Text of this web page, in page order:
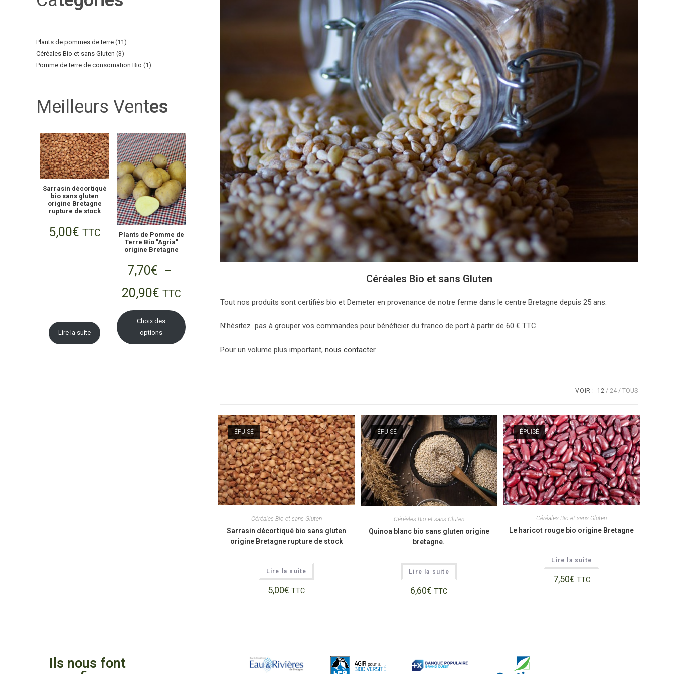
Céréales Bio et sans Gluten
Tout nos produits sont certifiés bio et Demeter en provenance de notre ferme dans le centre Bretagne depuis 25 ans.
N’hésitez pas à grouper vos commandes pour bénéficier du franco de port à partir de 60 € TTC.
Pour un volume plus important, nous contacter.
VOIR : 12 24 TOUS
ÉPUISÉ
Céréales Bio et sans Gluten
Sarrasin décortiqué bio sans gluten
origine Bretagne rupture de stock
Lire la suite
5,00€ TTC
ÉPUISÉ
Céréales Bio et sans Gluten
Quinoa blanc bio sans gluten origine
bretagne.
Lire la suite
6,60€ TTC
ÉPUISÉ
Céréales Bio et sans Gluten
Le haricot rouge bio origine Bretagne
Lire la suite
7,50€ TTC
Plants de pommes de terre 11
Céréales Bio et sans Gluten 3
Pomme de terre de consomation Bio 1
Meilleurs Ventes
Sarrasin décortiqué
bio sans gluten
origine Bretagne
rupture de stock
5,00€ TTC
Lire la suite
Plants de Pomme de
Terre Bio "Agria"
origine Bretagne
7,70€ –
20,90€ TTC
Choix des
options
Ils nous font